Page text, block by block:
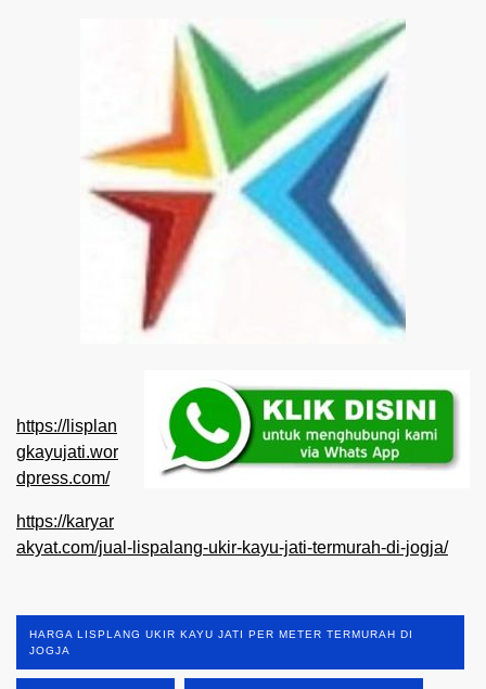
https://lisplan
gkayujati.wor
dpress.com/
https://karyar
akyat.com/jual-lispalang-ukir-kayu-jati-termurah-di-jogja/
HARGA LISPLANG UKIR KAYU JATI PER METER TERMURAH DI
JOGJA